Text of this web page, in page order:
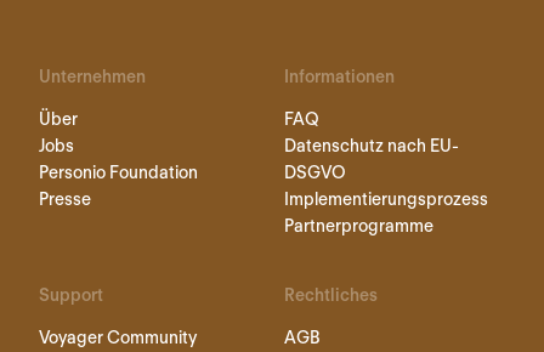
Unternehmen
Über
Jobs
Personio Foundation
Presse
Informationen
FAQ
Datenschutz nach EU-
DSGVO
Implementierungsprozess
Partnerprogramme
Support
Voyager Community
Rechtliches
AGB